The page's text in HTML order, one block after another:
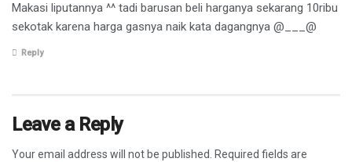
Makasi liputannya ^^ tadi barusan beli harganya sekarang 10ribu
sekotak karena harga gasnya naik kata dagangnya @___@
Reply
Leave a Reply
Your email address will not be published.
Required fields are